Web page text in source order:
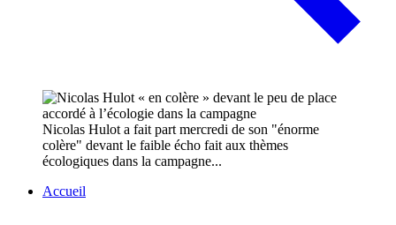
Nicolas Hulot a fait part mercredi de son "énorme
colère" devant le faible écho fait aux thèmes
écologiques dans la campagne...
Accueil